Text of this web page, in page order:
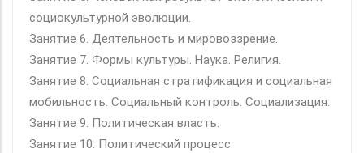
социокультурной эволюции.
Занятие 6. Деятельность и мировоззрение.
Занятие 7. Формы культуры. Наука. Религия.
Занятие 8. Социальная стратификация и социальная
мобильность. Социальный контроль. Социализация.
Занятие 9. Политическая власть.
Занятие 10. Политический процесс.